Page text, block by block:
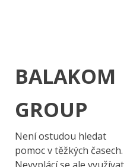
BALAKOM
GROUP
Není ostudou hledat
pomoc v těžkých časech.